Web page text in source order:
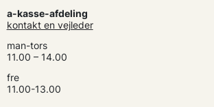
a-kasse-afdeling
kontakt en vejleder
man-tors
11.00 – 14.00
fre
11.00-13.00